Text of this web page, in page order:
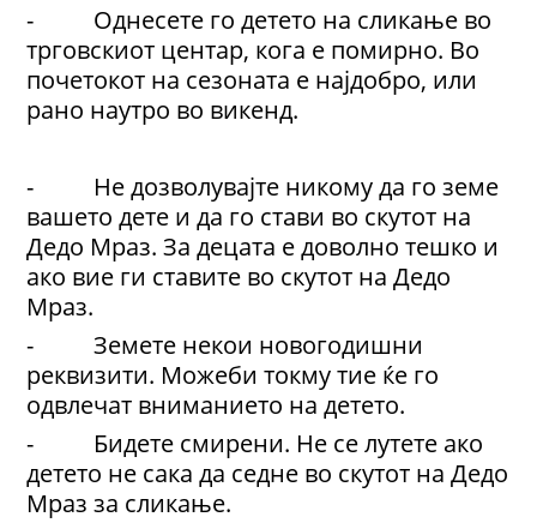
- Однесете го детето на сликање во
трговскиот центар, кога е помирно. Во
почетокот на сезоната е најдобро, или
рано наутро во викенд.
- Не дозволувајте никому да го земе
вашето дете и да го стави во скутот на
Дедо Мраз. За децата е доволно тешко и
ако вие ги ставите во скутот на Дедо
Мраз.
- Земете некои новогодишни
реквизити. Можеби токму тие ќе го
одвлечат вниманието на детето.
- Бидете смирени. Не се лутете ако
детето не сака да седне во скутот на Дедо
Мраз за сликање.